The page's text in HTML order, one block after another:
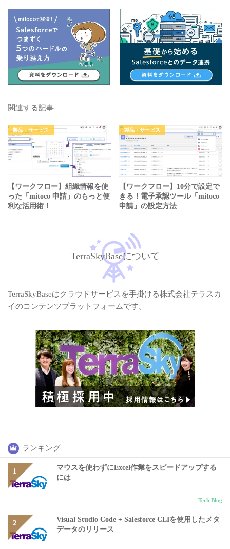
関連する記事
製品・サービス
【ワークフロー】組織情報を使
った「mitoco 申請」のもっと便
利な活用術！
製品・サービス
【ワークフロー】10分で設定で
きる！電子承認ツール「mitoco
申請」の設定方法
TerraSkyBaseについて
TerraSkyBaseはクラウドサービスを手掛ける株式会社テラスカ
イのコンテンツプラットフォームです。
ランキング
マウスを使わずにExcel作業をスピードアップする
には
Tech Blog
Visual Studio Code + Salesforce CLIを使用したメタ
データのリリース